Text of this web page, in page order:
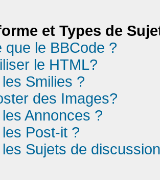
et Types de
que le BBCode ?
le HTML?
Smilies ?
des Images?
Annonces ?
Post-it ?
Sujets de